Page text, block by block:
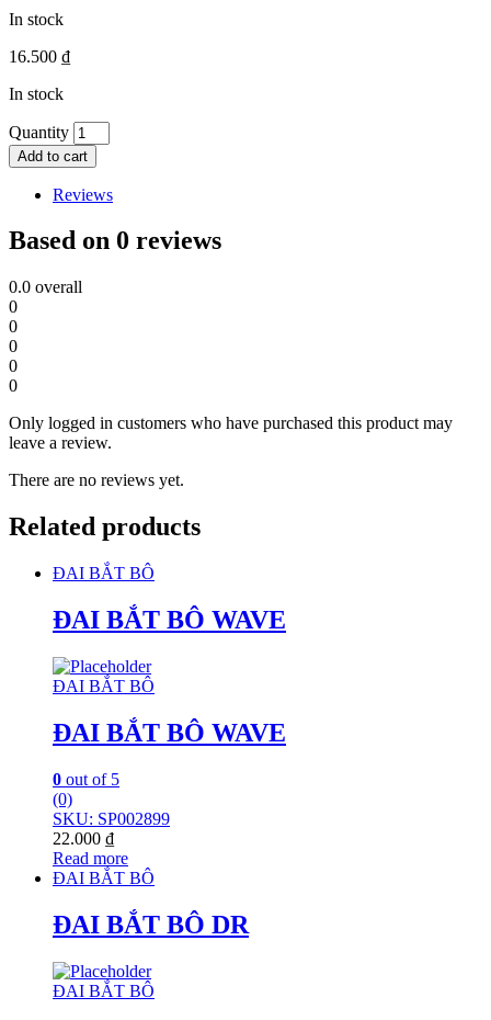
In stock
16.500 ₫
In stock
Quantity
Add to cart
Reviews
Based on 0 reviews
0.0 overall
0
0
0
0
0
Only logged in customers who have purchased this product may
leave a review.
There are no reviews yet.
Related products
ĐAI BẮT BÔ
ĐAI BẮT BÔ WAVE
ĐAI BẮT BÔ
ĐAI BẮT BÔ WAVE
0 out of 5
(0)
SKU: SP002899
22.000 ₫
Read more
ĐAI BẮT BÔ
ĐAI BẮT BÔ DR
ĐAI BẮT BÔ